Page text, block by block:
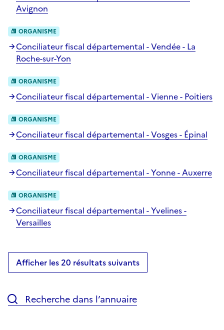
Avignon
ORGANISME
Conciliateur fiscal départemental - Vendée - La
Roche-sur-Yon
ORGANISME
Conciliateur fiscal départemental - Vienne - Poitiers
ORGANISME
Conciliateur fiscal départemental - Vosges - Épinal
ORGANISME
Conciliateur fiscal départemental - Yonne - Auxerre
ORGANISME
Conciliateur fiscal départemental - Yvelines -
Versailles
Afficher les 20 résultats suivants
Recherche dans l’annuaire